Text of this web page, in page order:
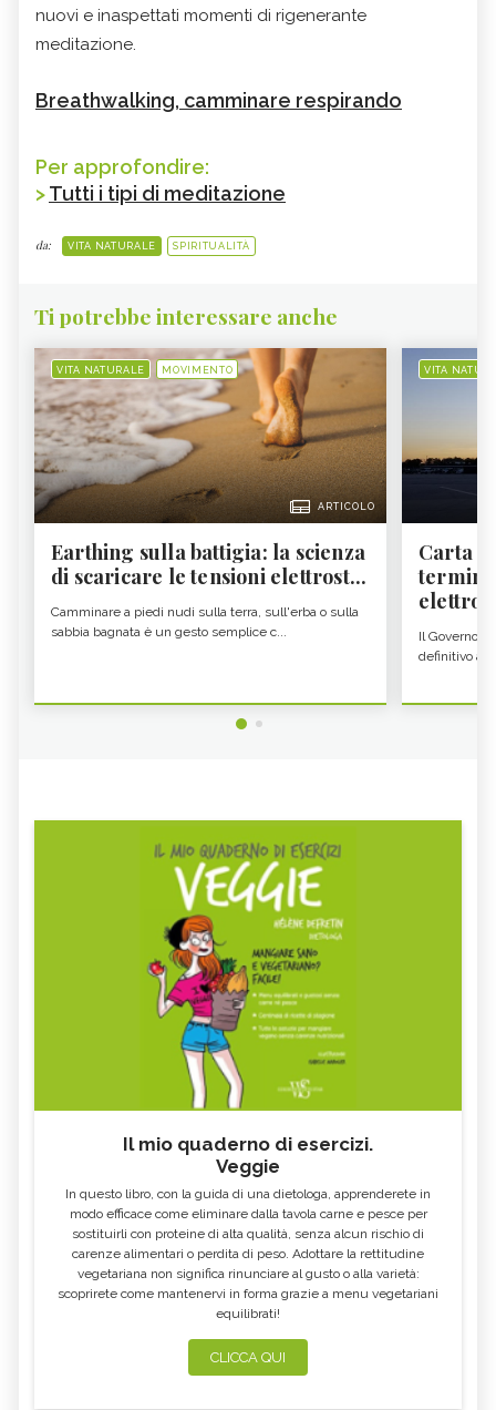
nuovi e inaspettati momenti di rigenerante
meditazione.
Breathwalking, camminare respirando
Per approfondire:
>Tutti i tipi di meditazione
da: VITA NATURALE SPIRITUALITÀ
Ti potrebbe interessare anche
VITA NATURALE MOVIMENTO
ARTICOLO
Earthing sulla battigia: la scienza
di scaricare le tensioni elettrost...
Camminare a piedi nudi sulla terra, sull'erba o sulla
sabbia bagnata è un gesto semplice c...
VITA
Carta
Il Governo
definitivo
Il mio quaderno di esercizi.
Veggie
In questo libro, con la guida di una dietologa, apprenderete in
modo efficace come eliminare dalla tavola carne e pesce per
sostituirli con proteine di alta qualità, senza alcun rischio di
carenze alimentari o perdita di peso. Adottare la rettitudine
vegetariana non significa rinunciare al gusto o alla varietà:
scoprirete come mantenervi in forma grazie a menu vegetariani
equilibrati!
CLICCA QUI